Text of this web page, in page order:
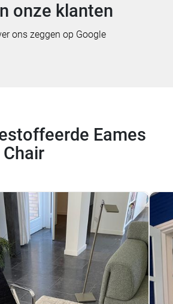
onze klanten
ons zeggen op Google
Eames